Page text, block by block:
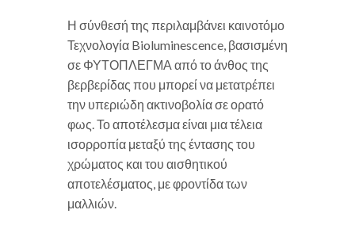
Η σύνθεσή της περιλαμβάνει καινοτόμο
Τεχνολογία Bioluminescence, βασισμένη
σε ΦΥΤΟΠΛΕΓΜΑ από το άνθος της
βερβερίδας που μπορεί να μετατρέπει
την υπεριώδη ακτινοβολία σε ορατό
φως. Το αποτέλεσμα είναι μια τέλεια
ισορροπία μεταξύ της έντασης του
χρώματος και του αισθητικού
αποτελέσματος, με φροντίδα των
μαλλιών.